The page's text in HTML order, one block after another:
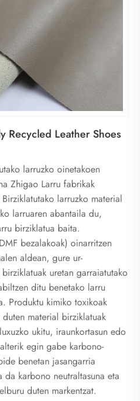
Recycled Leather Shoes
larruzko oinetakoen
Zhigao Larru fabrikak
larruzko material
larruaren abantaila du,
birziklatua baita.
bezalakoak) oinarritzen
aldean, gure ur-
uretan garraiatutako
ditu benetako larru
Produktu kimiko toxikoak
material birziklatuak
ukitu, iraunkortasun edo
egin gabe karbono-
benetan jasangarria
karbono neutraltasuna eta
duten markentzat.